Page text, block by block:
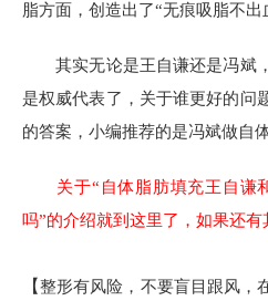
脂方面，创造出了“无痕吸脂不出
其实无论是王自谦还是冯斌
是权威代表了，关于谁更好的问
的答案，小编推荐的是冯斌做自
关于“自体脂肪填充王自谦
吗”的介绍就到这里了，如果还
【整形有风险，不要盲目跟风，